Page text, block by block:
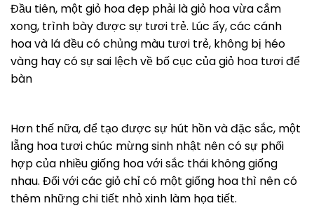
Đầu tiên, một giỏ hoa đẹp phải là giỏ hoa vừa cắm
xong, trình bày được sự tươi trẻ. Lúc ấy, các cánh
hoa và lá đều có chủng màu tươi trẻ, không bị héo
vàng hay có sự sai lệch về bố cục của giỏ hoa tươi để
bàn
Hơn thế nữa, để tạo được sự hút hồn và đặc sắc, một
lẵng hoa tươi chúc mừng sinh nhật nên có sự phối
hợp của nhiều giống hoa với sắc thái không giống
nhau. Đối với các giỏ chỉ có một giống hoa thì nên có
thêm những chi tiết nhỏ xinh làm họa tiết.